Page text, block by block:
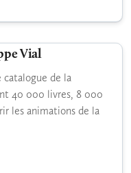
Vial
catalogue de la
40 000 livres, 8 000
les animations de la